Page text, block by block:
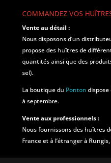
COMMANDEZ VOS
Vente au détail :
Nous disposons d’un
propose des huîtres de
quantités ainsi que des
sel).
La boutique du Ponton dispose
à septembre.
Vente aux professionnels :
Nous fournissons des huîtres
France et à l’étranger à